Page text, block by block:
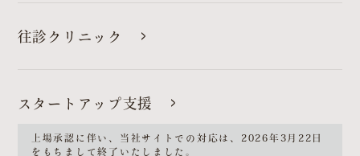
往診クリニック
スタートアップ支援
上場承認に伴い、当社サイトでの対応は、2026年3月22日
をもちまして終了いたしました。